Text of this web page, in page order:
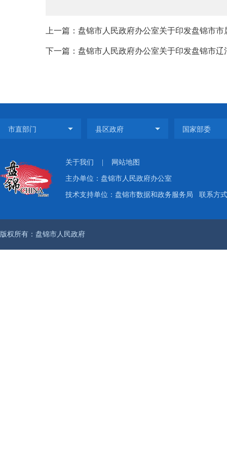
上一篇：盘锦市人民政府办公室关于印发盘锦市
下一篇：盘锦市人民政府办公室关于印发盘锦市
关于我们 网站地图
主办单位：盘锦市人民政府办公室
技术支持单位：盘锦市数据和政务服务局 联系方
版权所有：盘锦市人民政府